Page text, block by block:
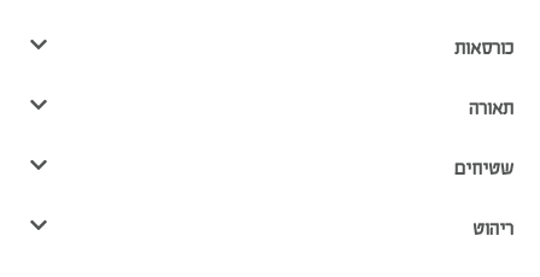
כורסאות
תאורה
שטיחים
ריהוט